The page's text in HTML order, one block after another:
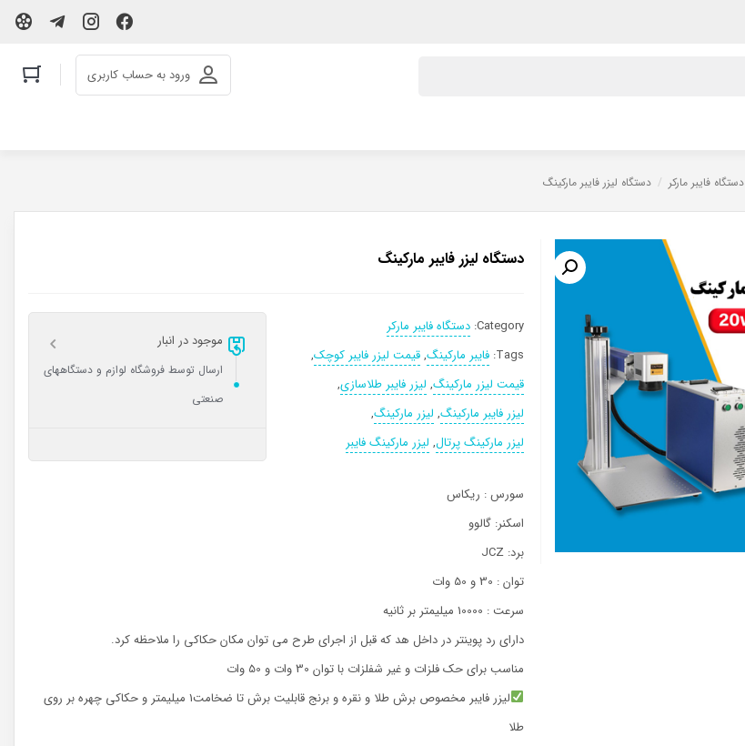
ورود به حساب کاربری
دستگاه فایبر مارکر / دستگاه لیزر فایبر مارکینگ
دستگاه لیزر فایبر مارکینگ
Category: دستگاه فایبر مارکر
Tags: فایبر مارکینگ,قیمت لیزر فایبر کوچک,
قیمت لیزر مارکینگ, لیزر فایبر طلاسازی,
لیزر فایبر مارکینگ, لیزر مارکینگ,
لیزر مارکینگ پرتال, لیزر مارکینگ فایبر
موجود در انبار
ارسال توسط فروشگاه لوازم و دستگاههای
صنعتی
سورس : ریکاس
اسکنر: گالوو
برد: JCZ
توان : 30 و 50 وات
سرعت : 10000 میلیمتر بر ثانیه
دارای رد پوینتر در داخل هد که قبل از اجرای طرح می توان مکان حکاکی را ملاحظه کرد.
مناسب برای حک فلزات و غیر شفلزات با توان 30 وات و 50 وات
لیزر فایبر مخصوص برش طلا و نقره و برنج قابلیت برش تا ضخامت1 میلیمتر و حکاکی چهره بر روی
طلا